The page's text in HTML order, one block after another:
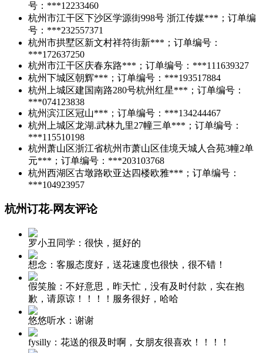
号：***12233460
杭州市江干区下沙区学源街998号 浙江传媒***；订单编
号：***232557371
杭州市拱墅区新文村祥符街新***；订单编号：
***172637250
杭州市江干区庆春东路***；订单编号：***111639327
杭州下城区朝辉***；订单编号：***193517884
杭州上城区建国南路280号杭州红星***；订单编号：
***074123838
杭州滨江区冠山***；订单编号：***134244467
杭州上城区龙湖.武林九里27幢三单***；订单编号：
***115510198
杭州萧山区浙江省杭州市萧山区佳境天城人合苑3幢2单
元***；订单编号：***203103768
杭州西湖区古墩路欧亚达四楼欧雅***；订单编号：
***104923957
杭州订花-网友评论
罗小丑同学： 很快，挺好的
想念： 客服态度好，送花速度也很快，很不错！
假笑脸： 不好意思，昨天忙，没有及时付款，实在抱
歉，请原谅！！！！服务很好，哈哈
悠悠听水： 谢谢
fysilly： 花送的很及时啊，女朋友很喜欢！！！！